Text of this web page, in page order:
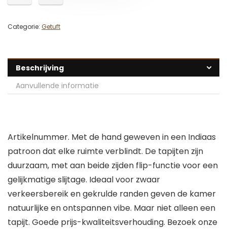
Categorie: Getuft
Beschrijving
Aanvullende informatie
Artikelnummer. Met de hand geweven in een Indiaas
patroon dat elke ruimte verblindt. De tapijten zijn
duurzaam, met aan beide zijden flip-functie voor een
gelijkmatige slijtage. Ideaal voor zwaar
verkeersbereik en gekrulde randen geven de kamer
natuurlijke en ontspannen vibe. Maar niet alleen een
tapijt. Goede prijs-kwaliteitsverhouding. Bezoek onze